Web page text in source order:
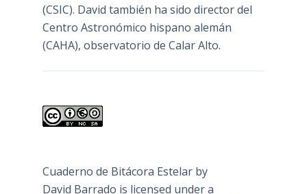
(CSIC). David también ha sido director del
Centro Astronómico hispano alemán
(CAHA), observatorio de Calar Alto.
Cuaderno de Bitácora Estelarby
David Barrado is licensed under a